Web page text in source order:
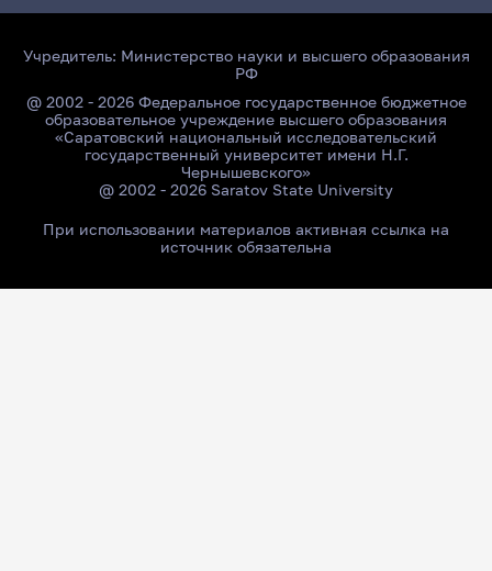
Учредитель: Министерство науки и высшего образования
РФ
@ 2002 - 2026 Федеральное государственное бюджетное
образовательное учреждение высшего образования
«Саратовский национальный исследовательский
государственный университет имени Н.Г.
Чернышевского»
@ 2002 - 2026 Saratov State University
При использовании материалов активная ссылка на
источник обязательна